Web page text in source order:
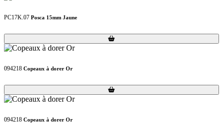
PC17K.07 Posca 15mm Jaune
Loading...
Loading...
094218 Copeaux à dorer Or
Loading...
Loading...
094218 Copeaux à dorer Or